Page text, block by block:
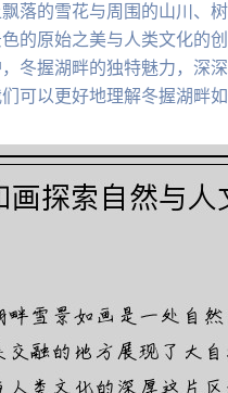
落的雪花与周围的山川、
的原始之美与人类文化的
冬握湖畔的独特魅力，深
可以更好地理解冬握湖畔